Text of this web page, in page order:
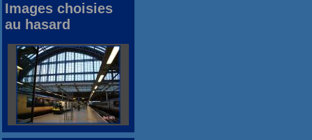
Images choisies
au hasard